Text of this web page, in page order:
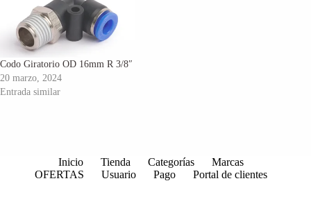
Codo Giratorio OD 16mm R 3/8″
20 marzo, 2024
Entrada similar
Inicio Tienda Categorías
Marcas
OFERTAS
Usuario Pago Portal de clientes